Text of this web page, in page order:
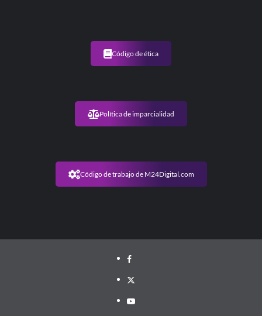
Código de ética
Política de imparcialidad
Código de trabajo de M24Digital.com